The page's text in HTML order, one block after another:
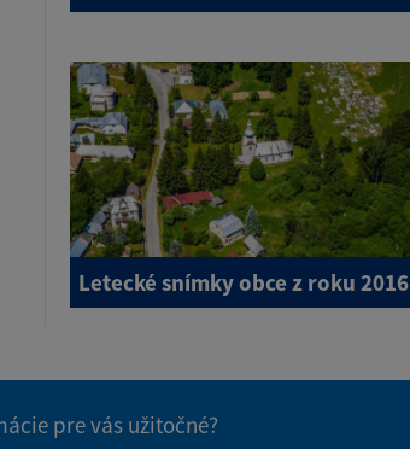
Letecké snímky obce z roku 2016
pre vás užitočné?